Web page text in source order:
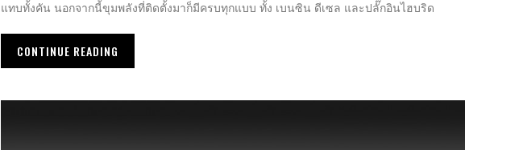
แทบทั้งคัน นอกจากนี้ขุมพลังที่ติดตั้งมาก็มีครบทุกแบบ ทั้ง เบนซิน ดีเซล และปลั๊กอินไฮบริด
CONTINUE READING